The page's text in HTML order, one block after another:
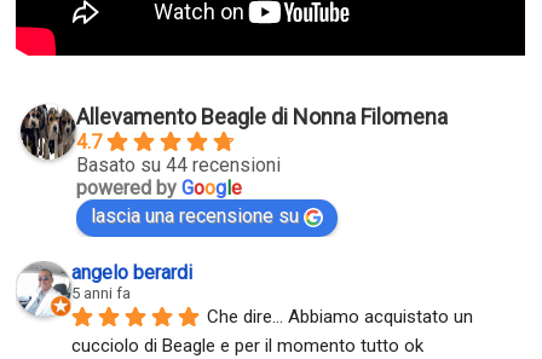
Allevamento Beagle di Nonna Filomena
4.7
Basato su 44 recensioni
powered byGoog le
lascia una recensione su
angelo berardi
5 anni fa
Che dire... Abbiamo acquistato un
cucciolo di Beagle e per il momento tutto ok